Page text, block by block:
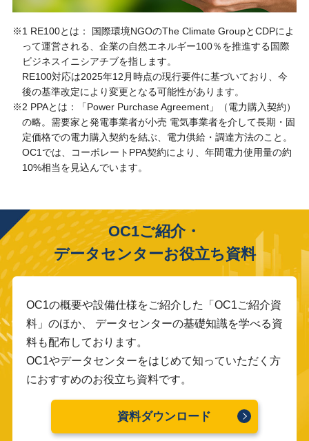
※1 RE100とは： 国際環境NGOのThe Climate GroupとCDPによ
って運営される、企業の自然エネルギー100％を推進する国際
ビジネスイニシアチブを指します。
RE100対応は2025年12月時点の現行要件に基づいており、今
後の基準改定により変更となる可能性があります。
※2 PPAとは：「Power Purchase Agreement」（電力購入契約）
の略。需要家と発電事業者が小売 電気事業者を介して長期・固
定価格での電力購入契約を結ぶ、電力供給・調達方法のこと。
OC1では、コーポレートPPA契約により、年間電力使用量の約
10%相当を見込んでいます。
OC1ご紹介・
データセンターお役立ち資料
OC1の概要や設備仕様をご紹介した「OC1ご紹介資
料」のほか、
データセンターの基礎知識を学べる資
料も配布しております。
OC1やデータセンターをはじめて知っていただく方
におすすめのお役立ち資料です。
資料ダウンロード